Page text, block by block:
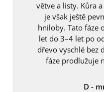
větve a listy. Kůra
je však ještě
hniloby. Tato fáze
let do 3–4 let po
dřevo vyschlé bez
fáze prodlužuje
D -